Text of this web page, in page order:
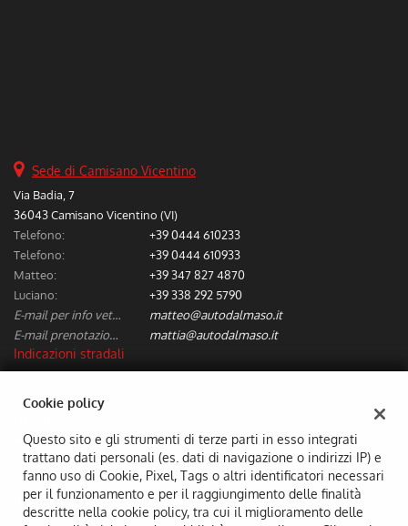
Sede di Camisano Vicentino
Via Badia, 7
36043 Camisano Vicentino (VI)
Telefono:
+39 0444 610233
Telefono:
+39 0444 610933
Matteo:
+39 347 827 4870
Luciano:
+39 338 292 5790
E-mail per info vetture nuove/usate:
matteo@autodalmaso.it
E-mail prenotazione/preventivi riparazioni:
mattia@autodalmaso.it
Indicazioni stradali
Aldo Dal Maso & C. Snc
Via Badia, 7, Camisano Vicentino (VI)
C.F/P.IVA:02294690249
Registro delle imprese:VI
Cookie policy
Questo sito e gli strumenti di terze parti in esso integrati
trattano dati personali (es. dati di navigazione o indirizzi IP) e
fanno uso di Cookie, Pixel, Tags o altri identificatori necessari
per il funzionamento e per il raggiungimento delle finalità
descritte nella cookie policy, tra cui il miglioramento delle